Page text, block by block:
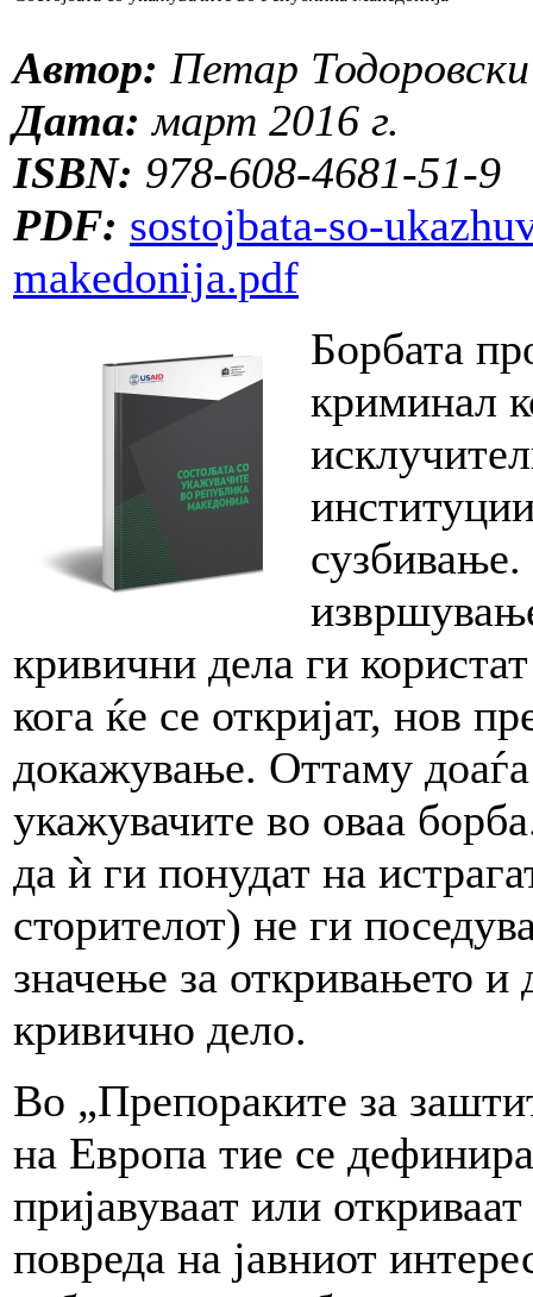
Автор: Петар Тодоровски
Дата: март 2016 г.
ISBN: 978-608-4681-51-9
PDF: sostojbata-so-
makedonija.pdf
Борбата
криминал
кривични дела ги
кога ќе се откријат, нов
докажување. Оттаму
укажувачите во оваа
да ѝ ги понудат на
сторителот) не ги
значење за откривањето
кривично дело.
Во „Препораките за
на Европа тие се
пријавуваат или
повреда на јавниот